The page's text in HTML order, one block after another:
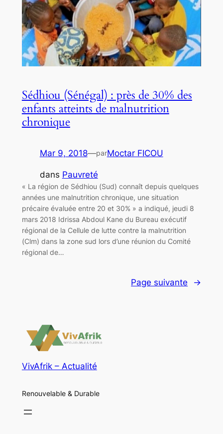
Sédhiou (Sénégal) : près de 30% des
enfants atteints de malnutrition
chronique
Mar 9, 2018—parMoctar FICOU
dans Pauvreté
« La région de Sédhiou (Sud) connaît depuis quelques
années une malnutrition chronique, une situation
précaire évaluée entre 20 et 30% » a indiqué, jeudi 8
mars 2018 Idrissa Abdoul Kane du Bureau exécutif
régional de la Cellule de lutte contre la malnutrition
(Clm) dans la zone sud lors d’une réunion du Comité
régional de…
Page suivante →
VivAfrik – Actualité
Renouvelable & Durable